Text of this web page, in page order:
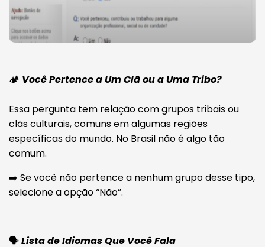
🏕️ Você Pertence a Um Clã ou a Uma Tribo?
Essa pergunta tem relação com grupos tribais ou
clãs culturais, comuns em algumas regiões
específicas do mundo. No Brasil não é algo tão
comum.
➡️ Se você não pertence a nenhum grupo desse tipo,
selecione a opção “Não”.
🗣️Lista de Idiomas Que Você Fala